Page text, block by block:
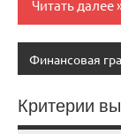
Читать далее
Финансовая
Критерии